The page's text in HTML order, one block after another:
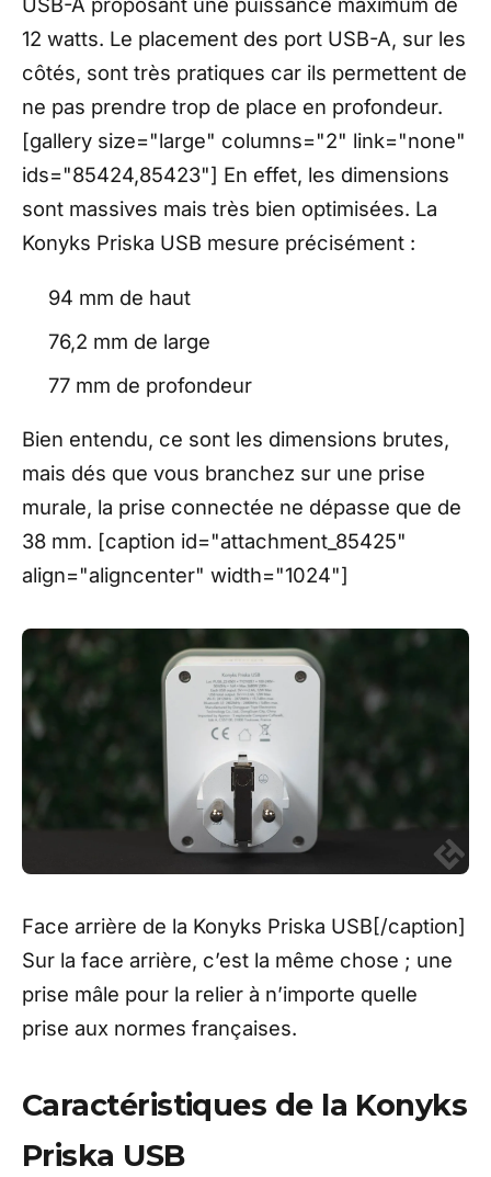
12 watts. Le placement des port USB-A, sur les
côtés, sont très pratiques car ils permettent de
ne pas prendre trop de place en profondeur.
[gallery size="large" columns="2" link="none"
ids="85424,85423"] En effet, les dimensions
sont massives mais très bien optimisées. La
Konyks Priska USB mesure précisément :
94 mm de haut
76,2 mm de large
77 mm de profondeur
Bien entendu, ce sont les dimensions brutes,
mais dés que vous branchez sur une prise
murale, la prise connectée ne dépasse que de
38 mm. [caption id="attachment_85425"
align="aligncenter" width="1024"]
Face arrière de la Konyks Priska USB[/caption]
Sur la face arrière, c’est la même chose ; une
prise mâle pour la relier à n’importe quelle
prise aux normes françaises.
Caractéristiques de la Konyks
Priska USB